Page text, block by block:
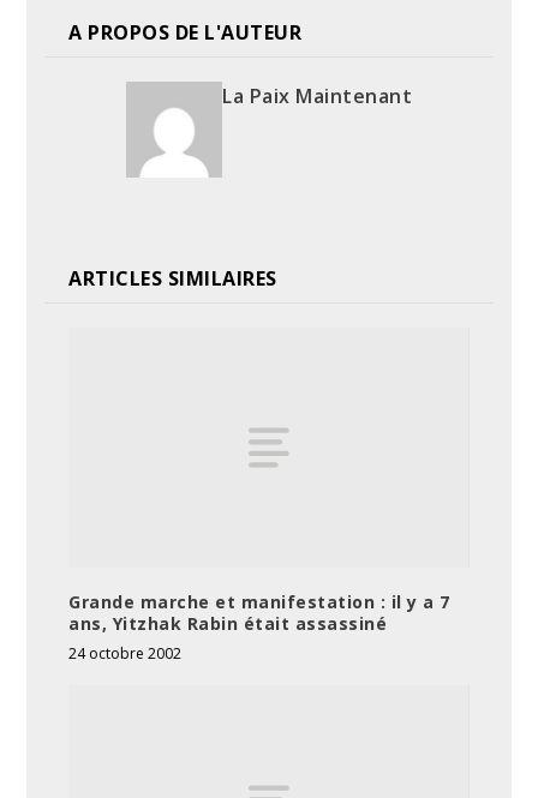
A PROPOS DE L'AUTEUR
La Paix Maintenant
ARTICLES SIMILAIRES
Grande marche et manifestation : il y a 7
ans, Yitzhak Rabin était assassiné
24 octobre 2002